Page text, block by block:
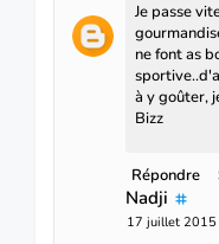
Je passe
ne font as
à y goûter,
Bizz
Répondre
Nadji
17 juillet 2015